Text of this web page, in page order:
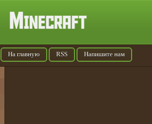
На главную RSS Напишите нам